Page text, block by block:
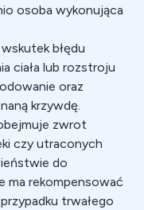
osoba wykonująca
błędu
ciała lub rozstroju
oraz
krzywdę.
zwrot
czy utraconych
do
ma rekompensować
trwałego